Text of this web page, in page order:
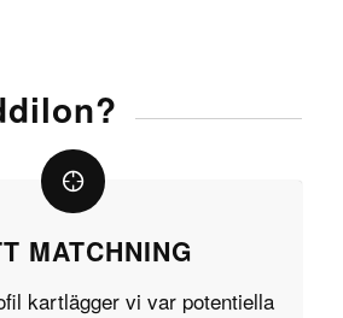
MATCHNING
kartlägger vi var potentiella